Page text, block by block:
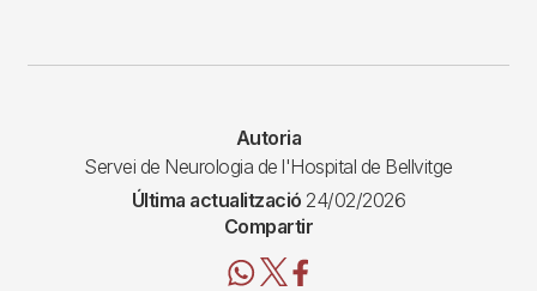
Autoria
Servei de Neurologia de l'Hospital de Bellvitge
Última actualització 24/02/2026
Compartir